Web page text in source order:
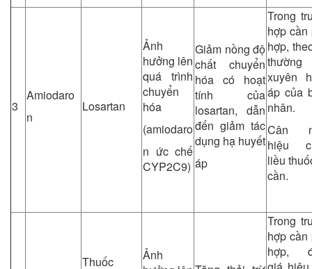
3
Amiodaro
n
Losartan
Ảnh
hưởng lên
quá trình
chuyển
hóa
(amiodaro
n ức chế
CYP2C9)
Giảm nồng độ
chất chuyển
hóa có hoạt
tính của
losartan, dẫn
đến giảm tác
dụng hạ huyết
áp
Trong
hợp cần
hợp,
thường
xuyên
áp của
nhân.
Cân
hiệu
liều
cần.
Thuốc
Ảnh
Trong
hợp cần
hợp,